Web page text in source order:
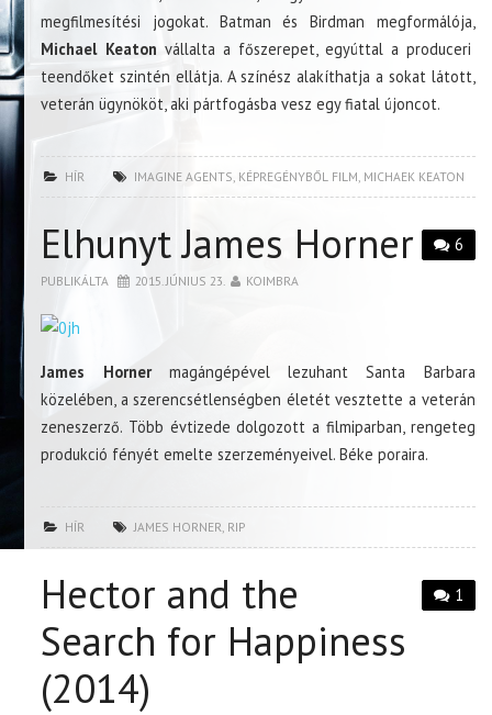
megfilmesítési jogokat. Batman és Birdman megformálója,
Michael Keaton vállalta a főszerepet, egyúttal a produceri
teendőket szintén ellátja. A színész alakíthatja a sokat látott,
veterán ügynököt, aki pártfogásba vesz egy fiatal újoncot.
HÍR IMAGINE AGENTS KÉPREGÉNYBŐL FILM MICHAEK KEATON
6
Elhunyt James Horner
PUBLIKÁLTA 2015. JÚNIUS 23. KOIMBRA
James Hornermagángépével lezuhant Santa Barbara
közelében, a szerencsétlenségben életét vesztette a veterán
zeneszerző. Több évtizede dolgozott a filmiparban, rengeteg
produkció fényét emelte szerzeményeivel. Béke poraira.
HÍR JAMES HORNER RIP
1
Hector and the
Search for Happiness
(2014)